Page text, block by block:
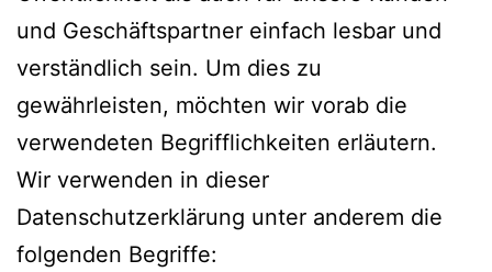
und Geschäftspartner einfach lesbar und
verständlich sein. Um dies zu
gewährleisten, möchten wir vorab die
verwendeten Begrifflichkeiten erläutern.
Wir verwenden in dieser
Datenschutzerklärung unter anderem die
folgenden Begriffe: